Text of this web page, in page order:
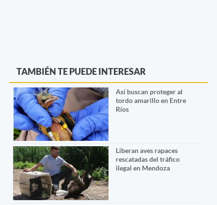
TAMBIÉN TE PUEDE INTERESAR
Así buscan proteger al
tordo amarillo en Entre
Ríos
Liberan aves rapaces
rescatadas del tráfico
ilegal en Mendoza